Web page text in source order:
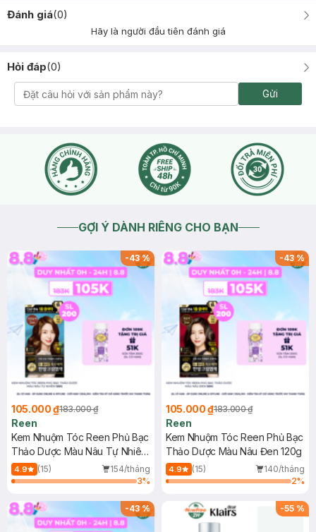
Đánh giá(0)
Hãy là người đầu tiên đánh giá
Hỏi đáp(0)
Gửi
GỢI Ý DÀNH RIÊNG CHO BẠN
-43%
105.000 ₫183.000 ₫
Reen
Kem Nhuộm Tóc Reen Phủ Bạc
Thảo Dược Màu Nâu Tự Nhiên
120g
4.9 (15)
154/tháng
3%
-43%
105.000 ₫183.000 ₫
Reen
Kem Nhuộm Tóc Reen Phủ Bạc
Thảo Dược Màu Nâu Đen 120g
4.9 (15)
140/tháng
2%
-43% -55 %